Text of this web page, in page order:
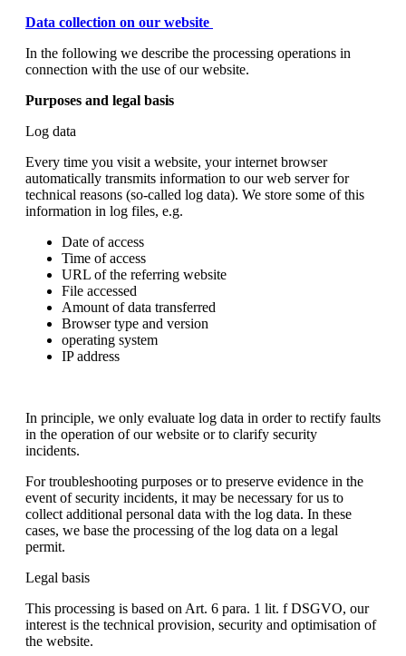
Data collection on our website
In the following we describe the processing operations in
connection with the use of our website.
Purposes and legal basis
Log data
Every time you visit a website, your internet browser
automatically transmits information to our web server for
technical reasons (so-called log data). We store some of this
information in log files, e.g.
Date of access
Time of access
URL of the referring website
File accessed
Amount of data transferred
Browser type and version
operating system
IP address
In principle, we only evaluate log data in order to rectify faults
in the operation of our website or to clarify security
incidents.
For troubleshooting purposes or to preserve evidence in the
event of security incidents, it may be necessary for us to
collect additional personal data with the log data. In these
cases, we base the processing of the log data on a legal
permit.
Legal basis
This processing is based on Art. 6 para. 1 lit. f DSGVO, our
interest is the technical provision, security and optimisation of
the website.